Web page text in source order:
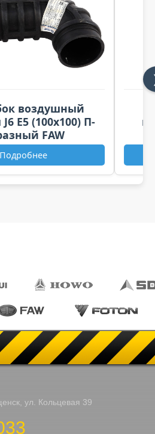
ул. Кольцевая 39